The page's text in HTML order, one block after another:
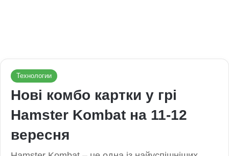
Технологии
Нові комбо картки у грі
Hamster Kombat на 11-12
вересня